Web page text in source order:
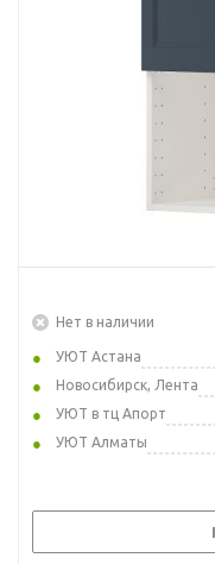
Нет в наличии
УЮТ Астана
Новосибирск, Лента
УЮТ в тц Апорт
УЮТ Алматы